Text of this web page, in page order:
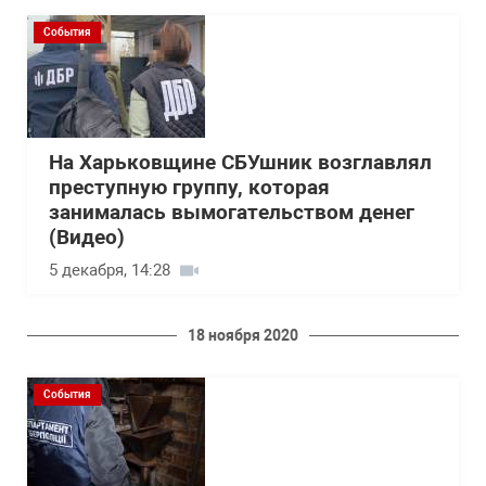
События
На Харьковщине СБУшник возглавлял
преступную группу, которая
занималась вымогательством денег
(Видео)
5 декабря, 14:28
18 ноября 2020
События